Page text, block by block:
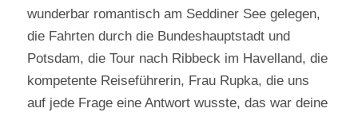
wunderbar romantisch am Seddiner See gelegen,
die Fahrten durch die Bundeshauptstadt und
Potsdam, die Tour nach Ribbeck im Havelland, die
kompetente Reiseführerin, Frau Rupka, die uns
auf jede Frage eine Antwort wusste, das war deine